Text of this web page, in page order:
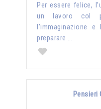
Per essere felice,
un lavoro col
l’immaginazione
preparare …
Pensieri